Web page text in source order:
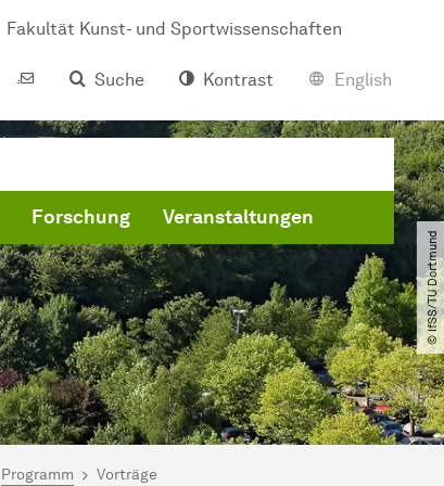
Fakultät Kunst- und Sportwissenschaften
Suche
Kontrast English
Forschung Veranstaltungen
© IfSS​/​TU Dortmund
Programm Vorträge